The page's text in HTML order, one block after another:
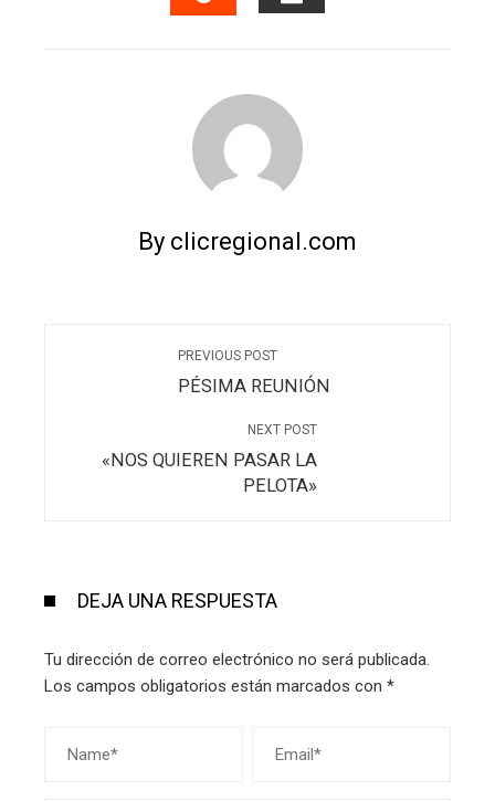
By clicregional.com
PREVIOUS POST
PÉSIMA REUNIÓN
NEXT POST
«NOS QUIEREN PASAR LA
PELOTA»
DEJA UNA RESPUESTA
Tu dirección de correo electrónico no será publicada.
Los campos obligatorios están marcados con *